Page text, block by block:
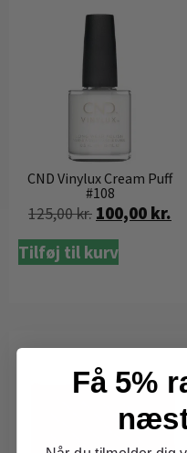
CND Vinylux Cream Puff
#108
125,00kr. 100,00 kr.
Tilføj til kurv
Få 5%